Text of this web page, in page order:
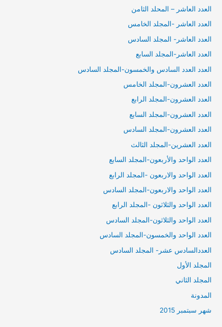
العدد العاشر – المحلد الثامن
العدد العاشر -المجلد الخامس
العدد العاشر- المجلد السادس
العدد العاشر-المجلد السابع
العدد العدد السادس والخمسون-المجلد السادس
العدد العشرون-المجلد الخامس
العدد العشرون-المجلد الرابع
العدد العشرون-المجلد السابع
العدد العشرون-المجلد السادس
العدد العشرين-المجلد الثالث
العدد الواحد والأربعون-المجلد السابع
العدد الواحد والاربعون -المجلد الرابع
العدد الواحد والاربعون-المجلد السادس
العدد الواحد والثلاثون -المجلد الرابع
العدد الواحد والثلاثون-المجلد السادس
العدد الواحد والخمسون-المجلد السادس
العددالسادس عشر- المجلد السادس
المجلد الأول
المجلد الثاني
المدونة
شهر سبتمبر 2015